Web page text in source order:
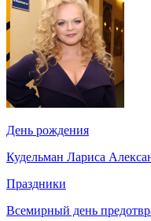
День рождения
Кудельман Лариса
Праздники
Всемирный день